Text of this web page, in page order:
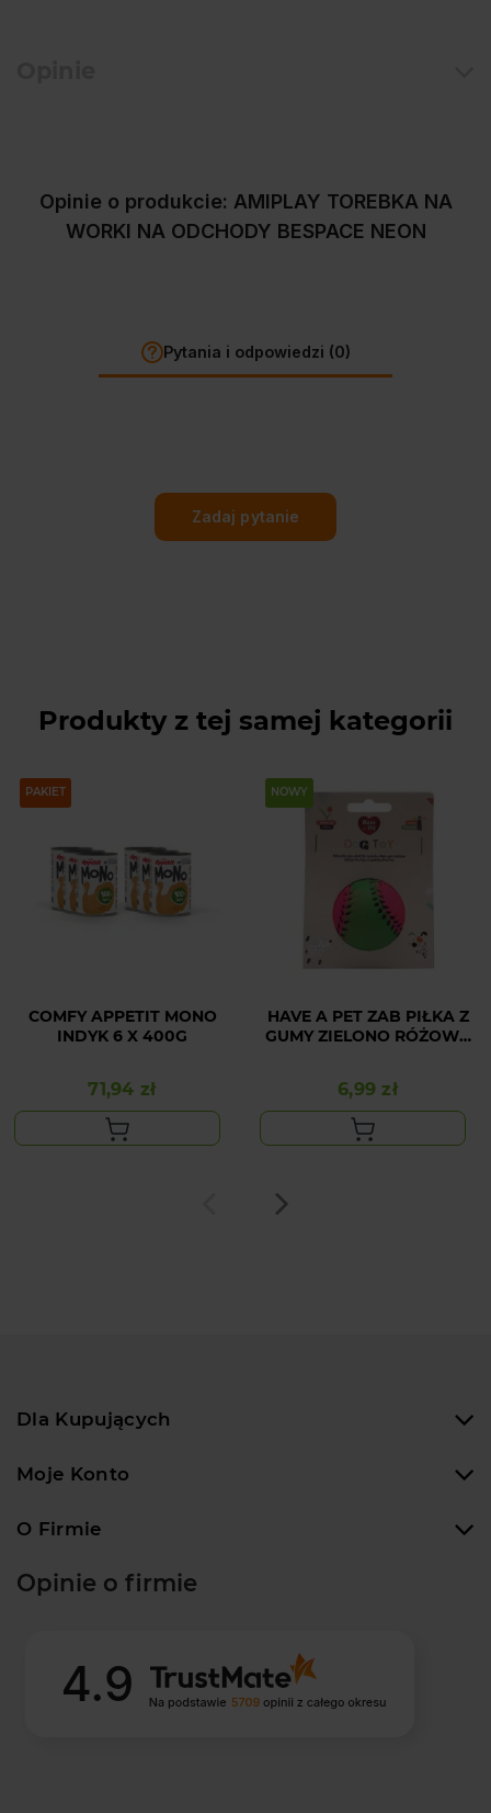
Opinie o produkcie: AMIPLAY TOREBKA NA
WORKI NA ODCHODY BESPACE NEON
Pytania i odpowiedzi (0)
Zadaj pytanie
Produkty z tej samej kategorii
PAKIET
COMFY APPETIT MONO
INDYK 6 X 400G
Cena
71,94 zł
NOWY
HAVE A PET ZAB PIŁKA Z
GUMY ZIELONO RÓŻOWA
Cena
6,99 zł
Dla Kupujących
Moje Konto
O Firmie
Opinie o firmie